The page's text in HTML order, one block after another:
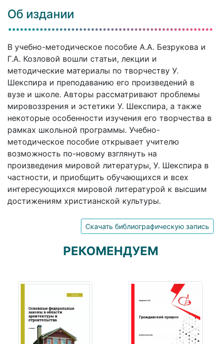
Об издании
В учебно-методическое пособие А.А. Безрукова и
Г.А. Козловой вошли статьи, лекции и
методические материалы по творчеству У.
Шекспира и преподаванию его произведений в
вузе и школе. Авторы рассматривают проблемы
мировоззрения и эстетики У. Шекспира, а также
некоторые особенности изучения его творчества в
рамках школьной программы. Учебно-
методическое пособие открывает учителю
возможность по-новому взглянуть на
произведения мировой литературы, У. Шекспира в
частности, и приобщить обучающихся и всех
интересующихся мировой литературой к высшим
достижениям христианской культуры.
Скачать библиографическую запись
РЕКОМЕНДУЕМ